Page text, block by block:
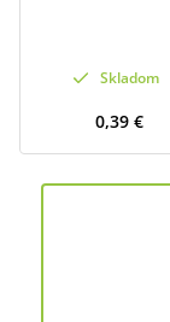
Skladom
0,39 €